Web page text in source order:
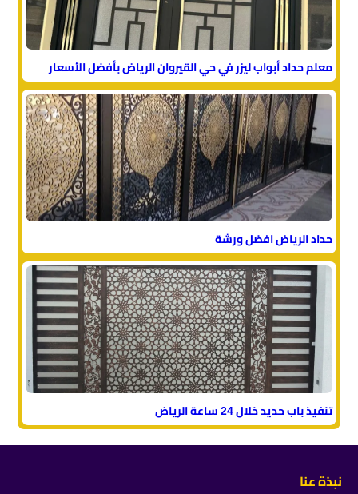
معلم حداد أبواب ليزر في حي القيروان الرياض بأفضل الأسعار
حداد الرياض افضل ورشة
تنفيذ باب حديد خلال 24 ساعة الرياض
نبذة عنا